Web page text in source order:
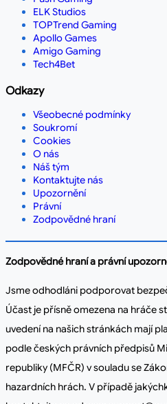
ELK Studios
TOPTrend Gaming
Apollo Games
Amigo Gaming
Tech4Bet
Odkazy
Všeobecné podmínky
Soukromí
Cookies
O nás
Náš tým
Kontaktujte nás
Upozornění
Právní
Zodpovědné hraní
Zodpovědné hraní a právní
Jsme odhodláni podporovat
Účast je přísně omezena na hráče
uvedení na našich stránkách mají
podle českých právních předpisů
republiky (MFČR) v souladu se
hazardních hrách. V případě